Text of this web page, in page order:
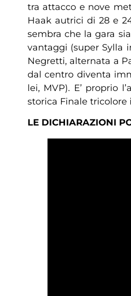
tra attacco e nove
Haak autrici di 28 e
sembra che la gara
vantaggi (super Sylla
Negretti, alternata a
dal centro diventa
lei, MVP). E’ proprio
storica Finale tricolore
LE DICHIARAZIONI